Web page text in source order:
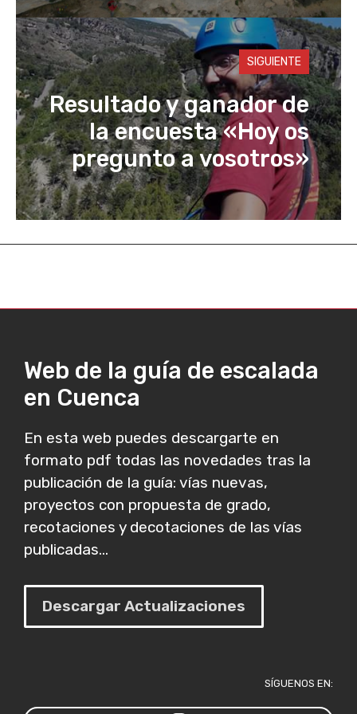
SIGUIENTE
Resultado y ganador de
la encuesta «Hoy os
pregunto a vosotros»
Web de la guía de escalada
en Cuenca
En esta web puedes descargarte en
formato pdf todas las novedades tras la
publicación de la guía: vías nuevas,
proyectos con propuesta de grado,
recotaciones y decotaciones de las vías
publicadas...
Descargar Actualizaciones
SÍGUENOS EN: